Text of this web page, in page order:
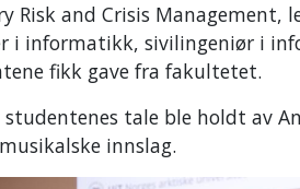
and Crisis Management,
i informatikk, sivilingeniør i
fikk gave fra fakultetet.
tale ble holdt av
innslag.